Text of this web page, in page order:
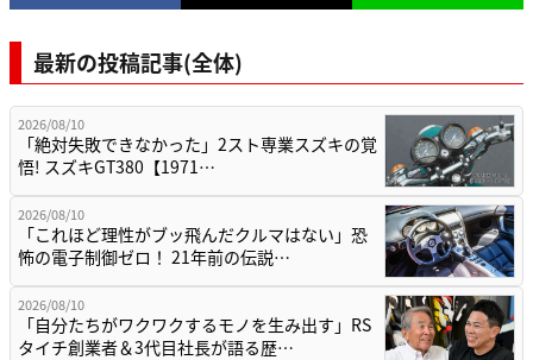
最新の投稿記事(全体)
2026/08/10
「絶対失敗できなかった」2スト専業スズキの覚
悟! スズキGT380【1971…
2026/08/10
「これほど理性がブッ飛んだクルマはない」恐
怖の電子制御ゼロ！ 21年前の伝説…
2026/08/10
「自分たちがワクワクするモノを生み出す」RS
タイチ創業者＆3代目社長が語る歴…